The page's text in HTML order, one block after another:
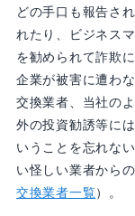
どの手口も報告さ
れたり、ビジネス
を勧められて詐欺
企業が被害に遭わ
交換業者、当社の
外の投資勧誘等に
いうことを忘れな
い怪しい業者から
交換業者一覧）。